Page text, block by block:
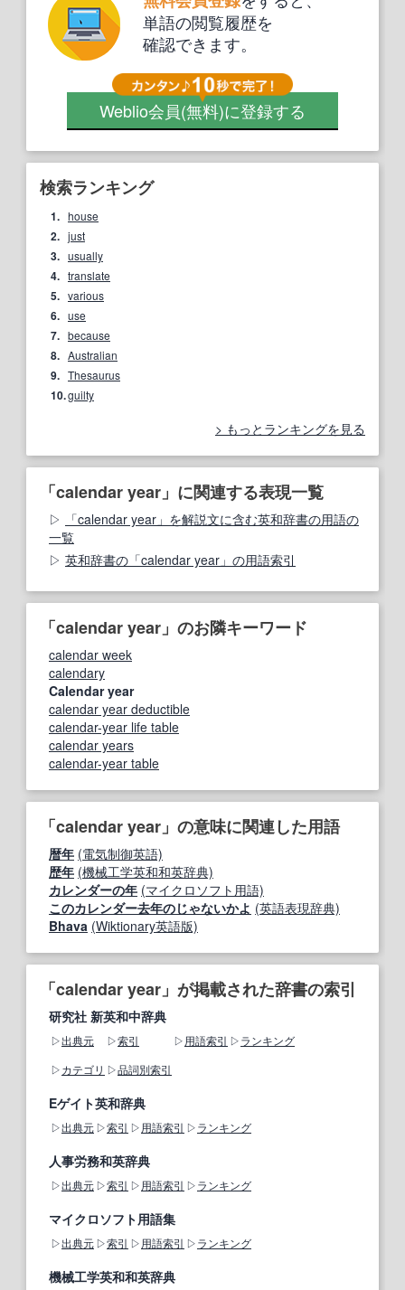
単語の閲覧履歴を
確認できます。
Weblio会員(無料)に登録する
検索ランキング
1. house
2. just
3. usually
4. translate
5. various
6. use
7. because
8. Australian
9. Thesaurus
10.guilty
もっとランキングを見る
「calendar year」に関連する表現一覧
「calendar year」を解説文に含む英和辞書の用語の
一覧
英和辞書の「calendar year」の用語索引
「calendar year」のお隣キーワード
calendar week
calendary
Calendar year
calendar year deductible
calendar-year life table
calendar years
calendar-year table
「calendar year」の意味に関連した用語
暦年 (電気制御英語)
歴年 (機械工学英和和英辞典)
カレンダーの年 (マイクロソフト用語)
このカレンダー去年のじゃないかよ (英語表現辞典)
Bhava (Wiktionary英語版)
「calendar year」が掲載された辞書の索引
研究社 新英和中辞典
出典元 索引 用語索引
ランキング
カテゴリ
品詞別索引
Eゲイト英和辞典
出典元 索引 用語索引 ランキング
人事労務和英辞典
出典元 索引 用語索引 ランキング
マイクロソフト用語集
出典元 索引 用語索引 ランキング
機械工学英和和英辞典